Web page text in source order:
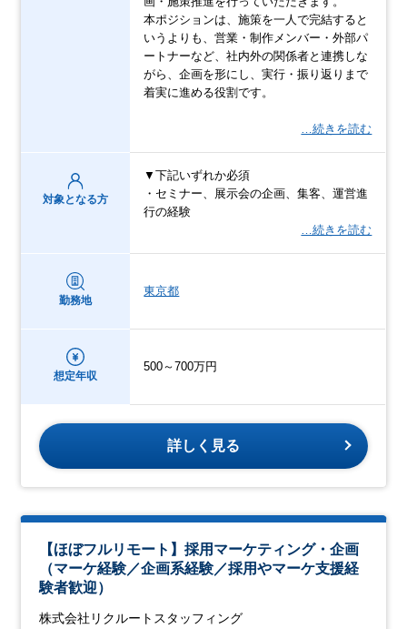
本ポジションは、施策を一人で完結すると
いうよりも、営業・制作メンバー・外部パ
ートナーなど、社内外の関係者と連携しな
がら、企画を形にし、実行・振り返りまで
着実に進める役割です。
…続きを読む
対象となる方
▼下記いずれか必須
・セミナー、展示会の企画、集客、運営進
行の経験
…続きを読む
勤務地
東京都
想定年収
500～700万円
詳しく見る
【ほぼフルリモート】採用マーケティング・企画
（マーケ経験／企画系経験／採用やマーケ支援経
験者歓迎）
株式会社リクルートスタッフィング